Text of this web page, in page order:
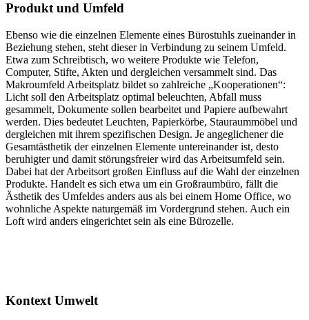
Produkt und Umfeld
Ebenso wie die einzelnen Elemente eines Bürostuhls zueinander in
Beziehung stehen, steht dieser in Verbindung zu seinem Umfeld.
Etwa zum Schreibtisch, wo weitere Produkte wie Telefon,
Computer, Stifte, Akten und dergleichen versammelt sind. Das
Makroumfeld Arbeitsplatz bildet so zahlreiche „Kooperationen“:
Licht soll den Arbeitsplatz optimal beleuchten, Abfall muss
gesammelt, Dokumente sollen bearbeitet und Papiere aufbewahrt
werden. Dies bedeutet Leuchten, Papierkörbe, Stauraummöbel und
dergleichen mit ihrem spezifischen Design. Je angeglichener die
Gesamtästhetik der einzelnen Elemente untereinander ist, desto
beruhigter und damit störungsfreier wird das Arbeitsumfeld sein.
Dabei hat der Arbeitsort großen Einfluss auf die Wahl der einzelnen
Produkte. Handelt es sich etwa um ein Großraumbüro, fällt die
Ästhetik des Umfeldes anders aus als bei einem Home Office, wo
wohnliche Aspekte naturgemäß im Vordergrund stehen. Auch ein
Loft wird anders eingerichtet sein als eine Bürozelle.
Kontext Umwelt